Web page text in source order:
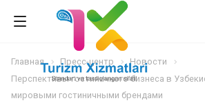
Главная Пресс-центр
Новости
Перспективы гостиничного бизнеса в
мировыми гостиничными брендами